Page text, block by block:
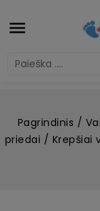

Pagrindinis
priedai
Krepšiai